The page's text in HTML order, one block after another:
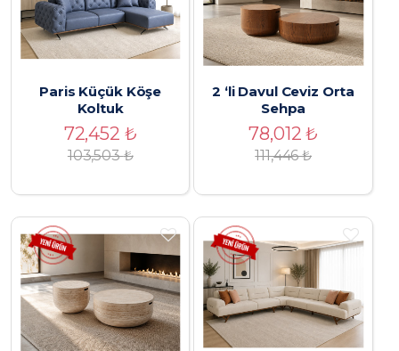
Paris Küçük Köşe
Koltuk
72,452 ₺
103,503₺
2 ‘li Davul Ceviz Orta
Sehpa
78,012₺
111,446₺